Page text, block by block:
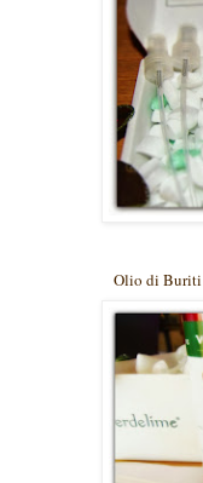
Olio di Buriti